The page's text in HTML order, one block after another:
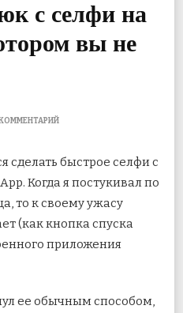
с селфи на
вы не
К
ТРЮК
СЕЛФИ
НА
О
КОТОРОМ
сделать быстрое селфи с
Когда я постукивал по
то к своему ужасу
(как кнопка спуска
приложения
ее обычным способом,